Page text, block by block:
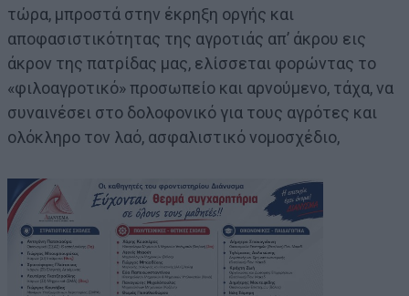
τώρα, μπροστά στην έκρηξη οργής και
αποφασιστικότητας της αγροτιάς απ’ άκρου εις
άκρον της πατρίδας μας, ελίσσεται φορώντας το
«φιλοαγροτικό» προσωπείο και αρνούμενο, τάχα, να
συναινέσει στο δολοφονικό για τους αγρότες και
ολόκληρο τον λαό, ασφαλιστικό νομοσχέδιο,